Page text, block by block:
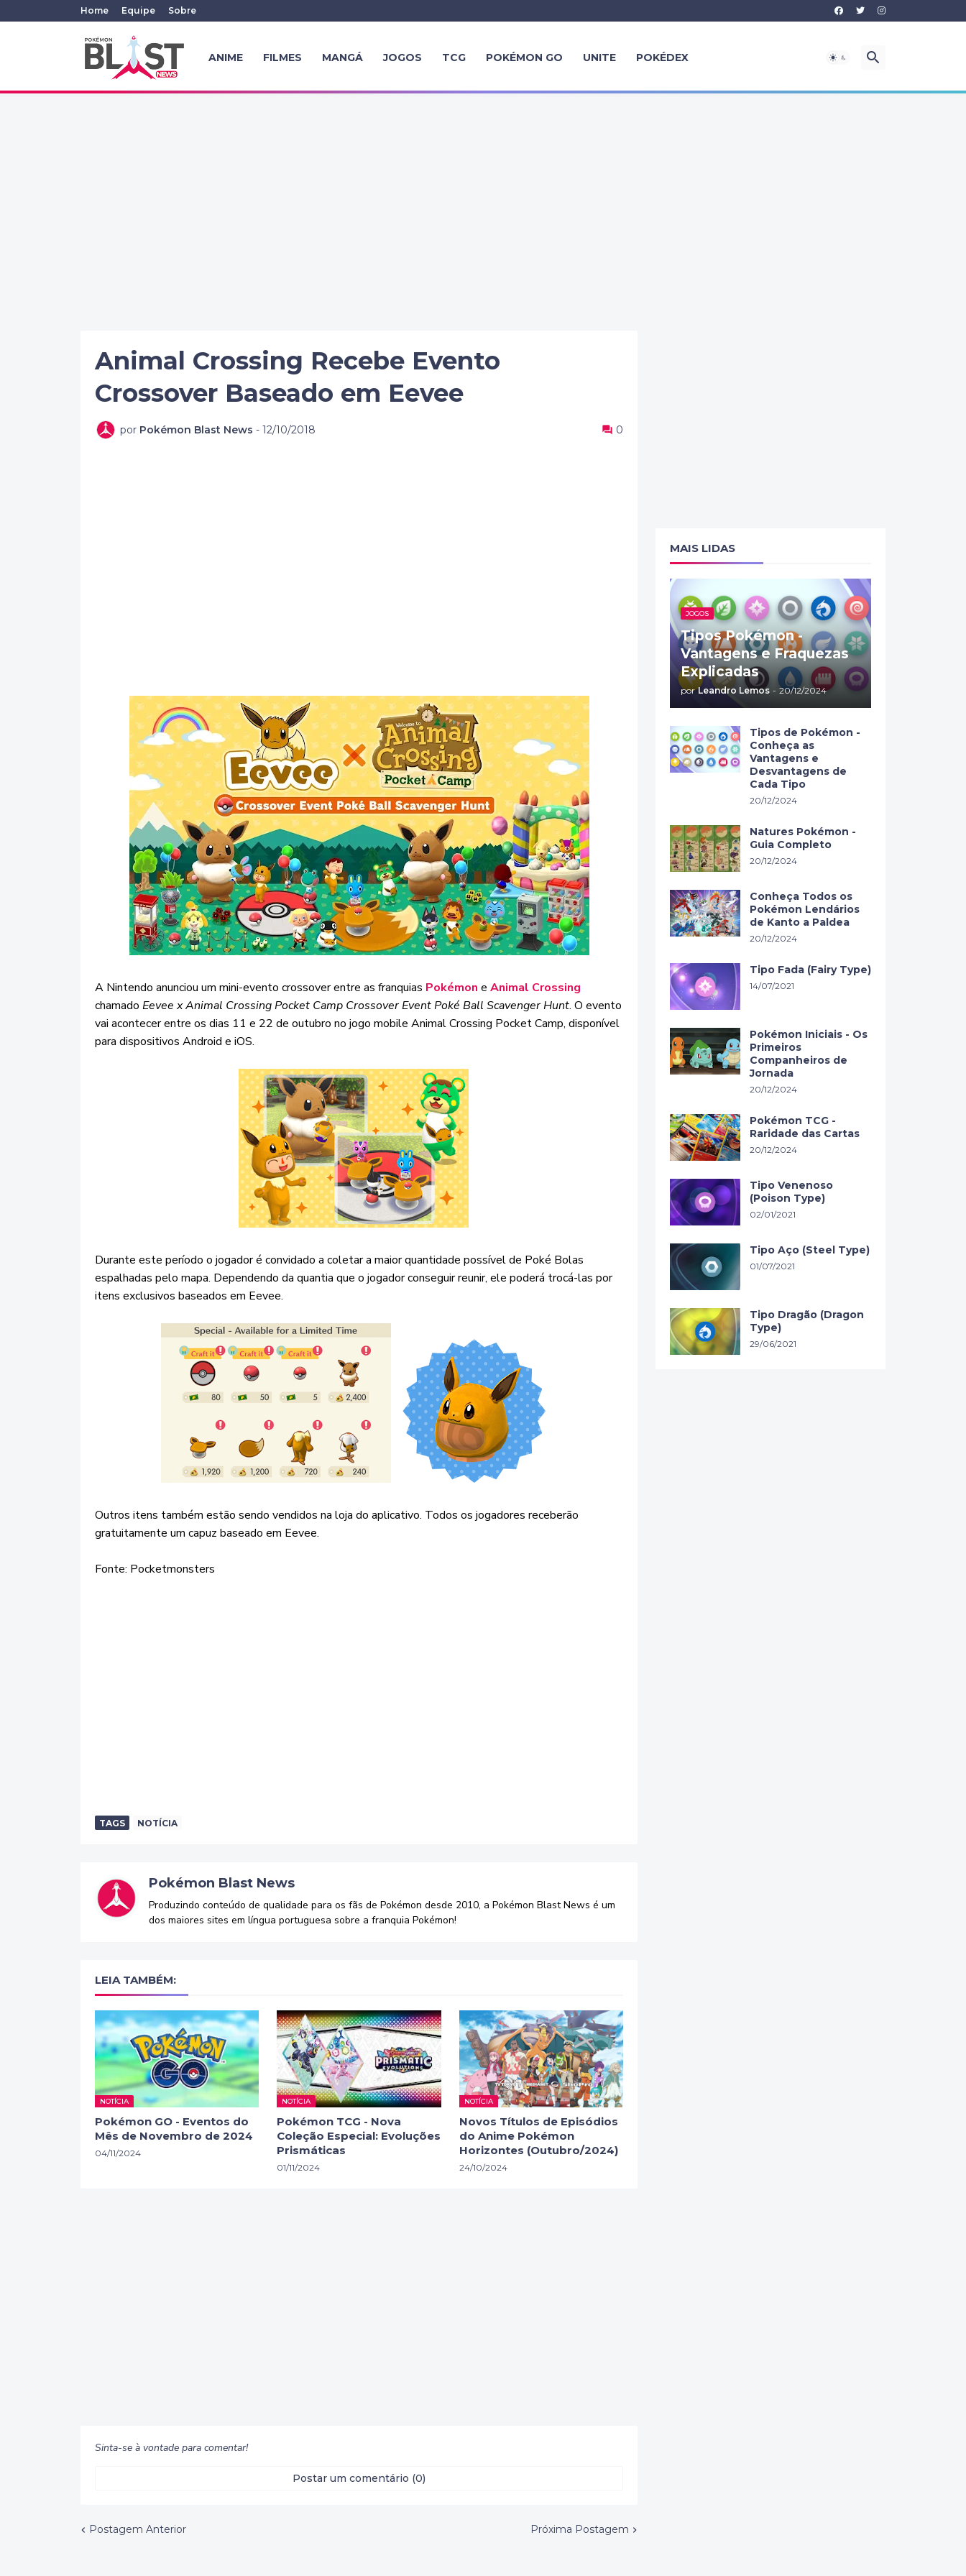
Home Equipe Sobre
ANIME FILMES MANGÁ JOGOS TCG POKÉMON GO UNITE POKÉDEX
Animal Crossing Recebe Evento
Crossover Baseado em Eevee
por Pokémon Blast News - 12/10/2018 0
A Nintendo anunciou um mini-evento crossover entre as franquias Pokémon e Animal Crossing
chamado Eevee x Animal Crossing Pocket Camp Crossover Event Poké Ball Scavenger Hunt. O evento
vai acontecer entre os dias 11 e 22 de outubro no jogo mobile Animal Crossing Pocket Camp, disponível
para dispositivos Android e iOS.
Durante este período o jogador é convidado a coletar a maior quantidade possível de Poké Bolas
espalhadas pelo mapa. Dependendo da quantia que o jogador conseguir reunir, ele poderá trocá-las por
itens exclusivos baseados em Eevee.
Outros itens também estão sendo vendidos na loja do aplicativo. Todos os jogadores receberão
gratuitamente um capuz baseado em Eevee.
Fonte: Pocketmonsters
TAGS NOTÍCIA
Pokémon Blast News
Produzindo conteúdo de qualidade para os fãs de Pokémon desde 2010, a Pokémon Blast News é um
dos maiores sites em língua portuguesa sobre a franquia Pokémon!
LEIA TAMBÉM:
NOTÍCIA
Pokémon GO - Eventos do
Mês de Novembro de 2024
04/11/2024
NOTÍCIA
Pokémon TCG - Nova
Coleção Especial: Evoluções
Prismáticas
01/11/2024
NOTÍCIA
Novos Títulos de Episódios
do Anime Pokémon
Horizontes (Outubro/2024)
24/10/2024
Sinta-se à vontade para comentar!
Postar um comentário (0)
Postagem Anterior Próxima Postagem
MAIS LIDAS
JOGOS
Tipos Pokémon -
Vantagens e Fraquezas
Explicadas
por Leandro Lemos - 20/12/2024
Tipos de Pokémon -
Conheça as
Vantagens e
Desvantagens de
Cada Tipo
20/12/2024
Natures Pokémon -
Guia Completo
20/12/2024
Conheça Todos os
Pokémon Lendários
de Kanto a Paldea
20/12/2024
Tipo Fada (Fairy Type)
14/07/2021
Pokémon Iniciais - Os
Primeiros
Companheiros de
Jornada
20/12/2024
Pokémon TCG -
Raridade das Cartas
20/12/2024
Tipo Venenoso
(Poison Type)
02/01/2021
Tipo Aço (Steel Type)
01/07/2021
Tipo Dragão (Dragon
Type)
29/06/2021